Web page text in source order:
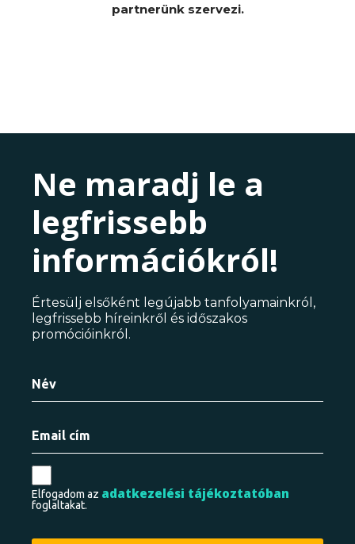
partnerünk szervezi.
Ne maradj le a
legfrissebb
információkról!
Értesülj elsőként legújabb tanfolyamainkról,
legfrissebb híreinkről és időszakos
promócióinkról.
Elfogadom az adatkezelési tájékoztatóban
foglaltakat.